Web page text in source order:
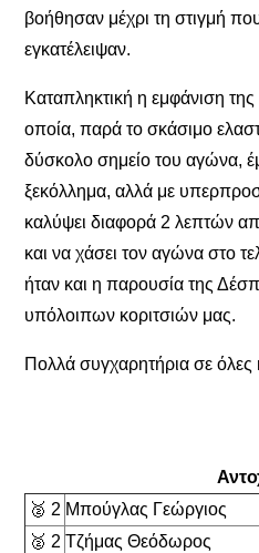
βοήθησαν μέχρι τη στιγμή
εγκατέλειψαν.
Καταπληκτική η εμφάνιση
οποία, παρά το σκάσιμο
δύσκολο σημείο του αγώνα,
ξεκόλλημα, αλλά με
καλύψει διαφορά 2 λεπτών
και να χάσει τον αγώνα στο
ήταν και η παρουσία της
υπόλοιπων κοριτσιών μας.
Πολλά συγχαρητήρια σε όλες
🥈 2 Μπούγλας Γεώργιος
🥈 2 Τζήμας Θεόδωρος